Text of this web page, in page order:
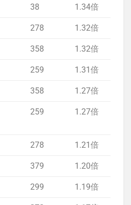
38 1.34倍
278 1.32倍
358 1.32倍
259 1.31倍
358 1.27倍
259 1.27倍
278 1.21倍
379 1.20倍
299 1.19倍